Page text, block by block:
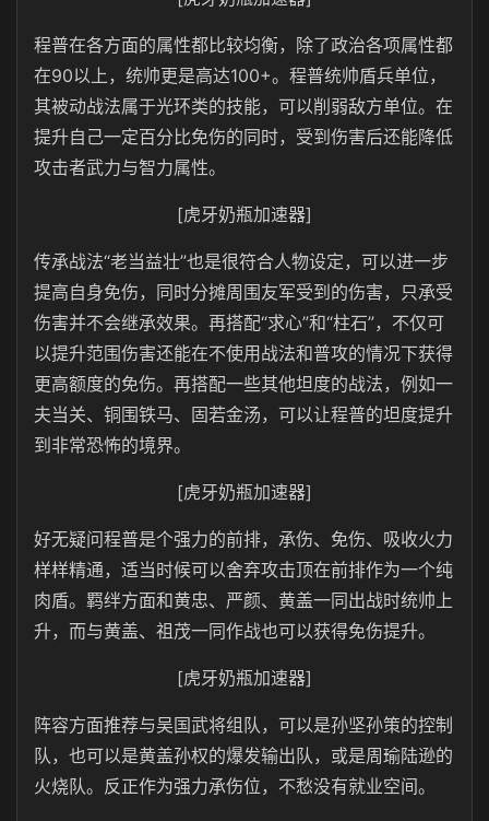
程普在各方面的属性都比较均衡，除了政治各项属性都
在90以上，统帅更是高达100+。程普统帅盾兵单位，
其被动战法属于光环类的技能，可以削弱敌方单位。在
提升自己一定百分比免伤的同时，受到伤害后还能降低
攻击者武力与智力属性。
[虎牙奶瓶加速器]
传承战法“老当益壮”也是很符合人物设定，可以进一步
提高自身免伤，同时分摊周围友军受到的伤害，只承受
伤害并不会继承效果。再搭配“求心”和“柱石”，不仅可
以提升范围伤害还能在不使用战法和普攻的情况下获得
更高额度的免伤。再搭配一些其他坦度的战法，例如一
夫当关、铜围铁马、固若金汤，可以让程普的坦度提升
到非常恐怖的境界。
[虎牙奶瓶加速器]
好无疑问程普是个强力的前排，承伤、免伤、吸收火力
样样精通，适当时候可以舍弃攻击顶在前排作为一个纯
肉盾。羁绊方面和黄忠、严颜、黄盖一同出战时统帅上
升，而与黄盖、祖茂一同作战也可以获得免伤提升。
[虎牙奶瓶加速器]
阵容方面推荐与吴国武将组队，可以是孙坚孙策的控制
队，也可以是黄盖孙权的爆发输出队，或是周瑜陆逊的
火烧队。反正作为强力承伤位，不愁没有就业空间。